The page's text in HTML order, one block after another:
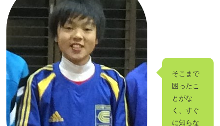
そこまで
困ったこ
とがな
く、すぐ
に知らな